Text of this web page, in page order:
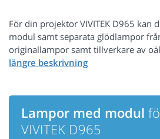
För din projektor VIVITEK D965 kan
modul samt separata glödlampor
originallampor samt tillverkare av
Lampor med modul
VIVITEK D965